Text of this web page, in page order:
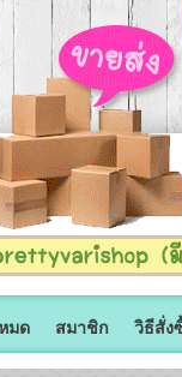
มด สมาชิก วิธีสั่ง